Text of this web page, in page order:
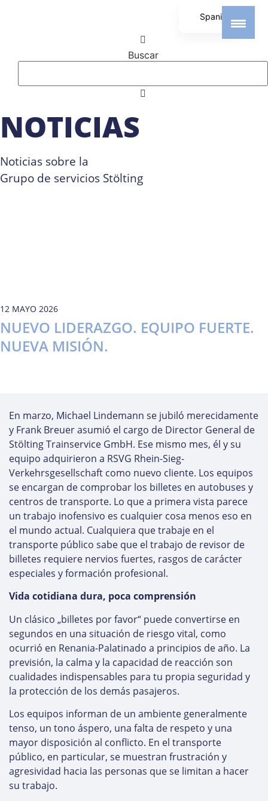
Buscar
NOTICIAS
Noticias sobre la
Grupo de servicios Stölting
12 MAYO 2026
NUEVO LIDERAZGO. EQUIPO FUERTE.
NUEVA MISIÓN.
En marzo, Michael Lindemann se jubiló merecidamente
y Frank Breuer asumió el cargo de Director General de
Stölting Trainservice GmbH. Ese mismo mes, él y su
equipo adquirieron a RSVG Rhein-Sieg-
Verkehrsgesellschaft como nuevo cliente. Los equipos
se encargan de comprobar los billetes en autobuses y
centros de transporte. Lo que a primera vista parece
un trabajo inofensivo es cualquier cosa menos eso en
el mundo actual. Cualquiera que trabaje en el
transporte público sabe que el trabajo de revisor de
billetes requiere nervios fuertes, rasgos de carácter
especiales y formación profesional.
Vida cotidiana dura, poca comprensión
Un clásico „billetes por favor“ puede convertirse en
segundos en una situación de riesgo vital, como
ocurrió en Renania-Palatinado a principios de año. La
previsión, la calma y la capacidad de reacción son
cualidades indispensables para tu propia seguridad y
la protección de los demás pasajeros.
Los equipos informan de un ambiente generalmente
tenso, un tono áspero, una falta de respeto y una
mayor disposición al conflicto. En el transporte
público, en particular, se muestran frustración y
agresividad hacia las personas que se limitan a hacer
su trabajo.
Spanish